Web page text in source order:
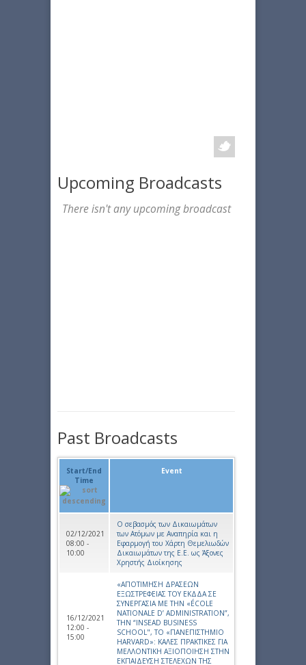
Upcoming Broadcasts
There isn't any upcoming broadcast
Past Broadcasts
Start/End
Time
Event
02/12/2021
08:00 -
10:00
Ο σεβασμός των Δικαιωμάτων
των Ατόμων με Αναπηρία και η
Εφαρμογή του Χάρτη Θεμελιωδών
Δικαιωμάτων της Ε.Ε. ως Άξονες
Χρηστής Διοίκησης
16/12/2021
12:00 -
15:00
«ΑΠΟΤΙΜΗΣΗ ΔΡΑΣΕΩΝ
ΕΞΩΣΤΡΕΦΕΙΑΣ ΤΟΥ ΕΚΔΔΑ ΣΕ
ΣΥΝΕΡΓΑΣΙΑ ΜΕ ΤΗΝ «ÉCOLE
NATIONALE D’ ADMINISTRATION”,
ΤΗΝ “INSEAD BUSINESS
SCHOOL", ΤΟ «ΠΑΝΕΠΙΣΤΗΜΙΟ
HARVARD»: ΚΑΛΕΣ ΠΡΑΚΤΙΚΕΣ ΓΙΑ
ΜΕΛΛΟΝΤΙΚΗ ΑΞΙΟΠΟΙΗΣΗ ΣΤΗΝ
ΕΚΠΑΙΔΕΥΣΗ ΣΤΕΛΕΧΩΝ ΤΗΣ